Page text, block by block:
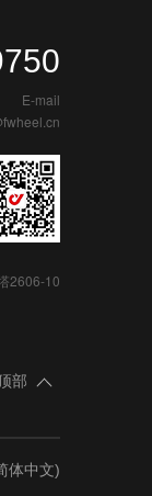
E-mail
2606-10
部
体中文)